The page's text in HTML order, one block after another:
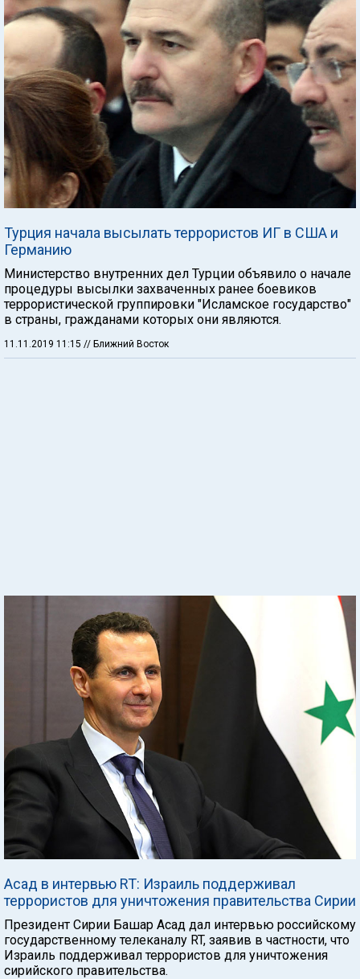
Турция начала высылать террористов ИГ в США и
Германию
Министерство внутренних дел Турции объявило о начале
процедуры высылки захваченных ранее боевиков
террористической группировки "Исламское государство"
в страны, гражданами которых они являются.
11.11.2019 11:15 // Ближний Восток
Асад в интервью RT: Израиль поддерживал
террористов для уничтожения правительства Сирии
Президент Сирии Башар Асад дал интервью российскому
государственному телеканалу RT, заявив в частности, что
Израиль поддерживал террористов для уничтожения
сирийского правительства.